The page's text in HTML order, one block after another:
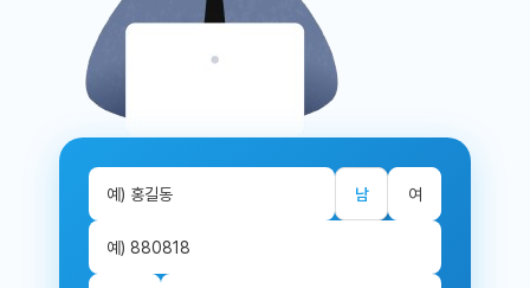
남 여